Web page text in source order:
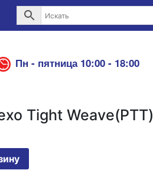
Пн - пятница 10:00 - 18:00
Tight Weave(PTT)